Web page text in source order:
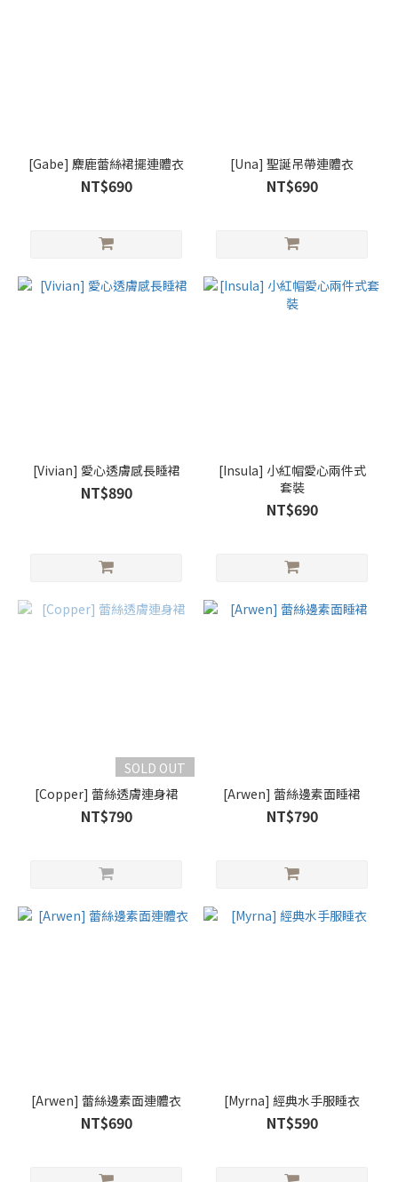
[Gabe] 麋鹿蕾絲裙擺連體衣
NT$690
[Una] 聖誕吊帶連體衣
NT$690
[Vivian] 愛心透膚感長睡裙
NT$890
[Insula] 小紅帽愛心兩件式
套裝
NT$690
SOLD OUT
[Copper] 蕾絲透膚連身裙
NT$790
[Arwen] 蕾絲邊素面睡裙
NT$790
[Arwen] 蕾絲邊素面連體衣
NT$690
[Myrna] 經典水手服睡衣
NT$590